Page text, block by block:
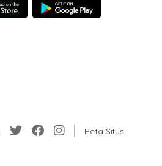
Peta Situs